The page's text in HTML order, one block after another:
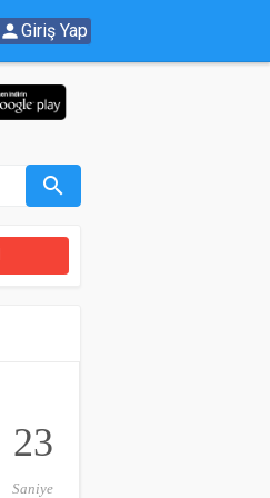
personGiriş Yap
search
23
Saniye